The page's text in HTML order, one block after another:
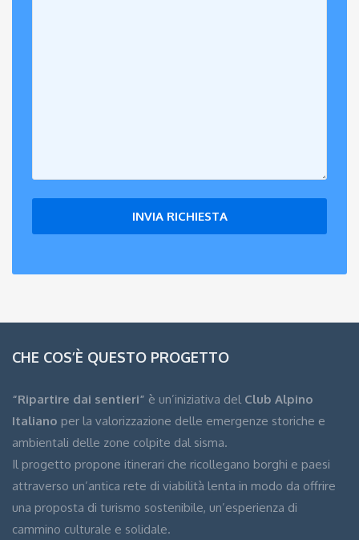
CHE COS’È QUESTO PROGETTO
“Ripartire dai sentieri” è un’iniziativa del Club Alpino
Italiano per la valorizzazione delle emergenze storiche e
ambientali delle zone colpite dal sisma.
Il progetto propone itinerari che ricollegano borghi e paesi
attraverso un’antica rete di viabilità lenta in modo da offrire
una proposta di turismo sostenibile, un’esperienza di
cammino culturale e solidale.